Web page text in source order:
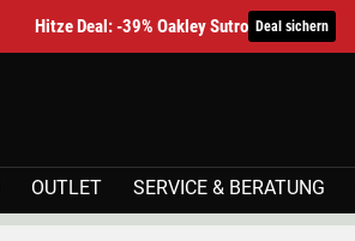
Hitze Deal: -39% Oakley Sutro Deal sichern
OUTLET SERVICE & BERATUNG